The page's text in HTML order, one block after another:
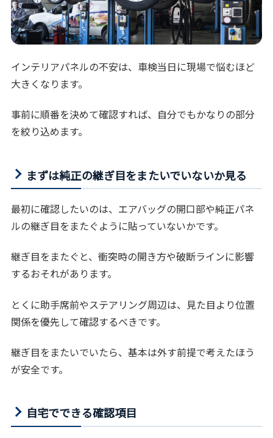
インテリアパネルの不安は、車検当日に現場で悩むほど
大きくなります。
事前に順番を決めて確認すれば、自分でもかなりの部分
を絞り込めます。
まずは純正の継ぎ目をまたいでいないか見る
最初に確認したいのは、エアバッグの開口部や純正パネ
ルの継ぎ目をまたぐように貼っていないかです。
継ぎ目をまたぐと、衝突時の開き方や破断ラインに影響
するおそれがあります。
とくに助手席前やステアリング周辺は、見た目より位置
関係を優先して確認するべきです。
継ぎ目をまたいでいたら、基本は外す前提で考えたほう
が安全です。
自宅でできる確認項目